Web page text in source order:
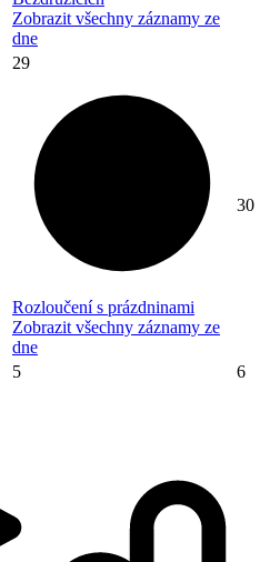
Zobrazit všechny záznamy ze
dne
29
Rozloučení s prázdninami
Zobrazit všechny záznamy ze
dne
30
5 6